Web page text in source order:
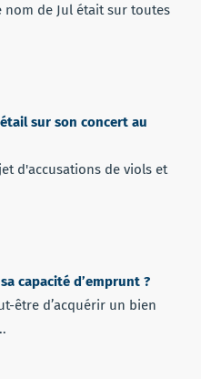
nom de Jul était sur toutes
sur son concert au
d'accusations de viols et
capacité d’emprunt ?
être d’acquérir un bien